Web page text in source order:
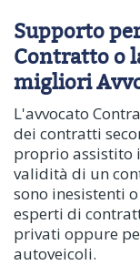
Supporto
Contratto o
migliori
L'avvocato
dei contratti
proprio assistito
validità di un
sono inesistenti
esperti di
privati oppure
autoveicoli.